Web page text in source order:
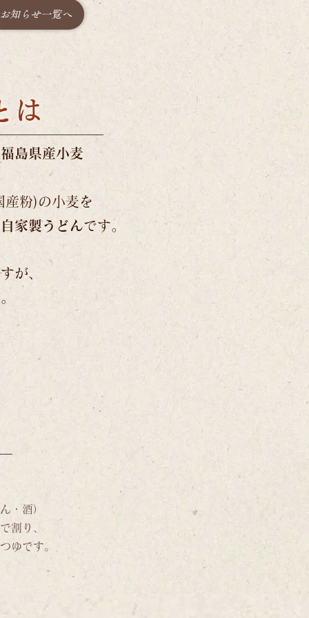
知らせ一覧へ
は
島県産小麦
産粉)の小麦を
自家製うどんです。
が、
・酒）
割り、
ゆです。